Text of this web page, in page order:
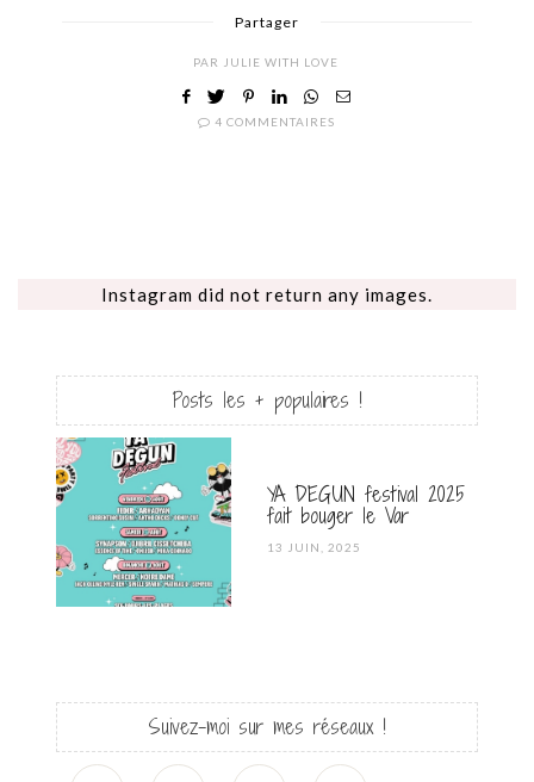
Partager
PAR JULIE WITH LOVE
4 COMMENTAIRES
Instagram did not return any images.
Posts les + populaires !
YA DEGUN festival 2025
fait bouger le Var
POSTED
13 JUIN, 2025
Suivez-moi sur mes réseaux !